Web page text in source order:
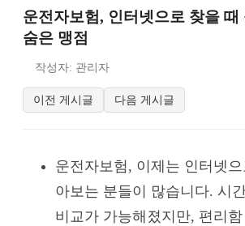
운전자보험, 인터넷으로 찾을 때
숨은 맹점
작성자: 관리자
이전 게시글 다음 게시글
운전자보험, 이제는 인터넷
아보는 분들이 많습니다. 시
비교가 가능해졌지만, 편리